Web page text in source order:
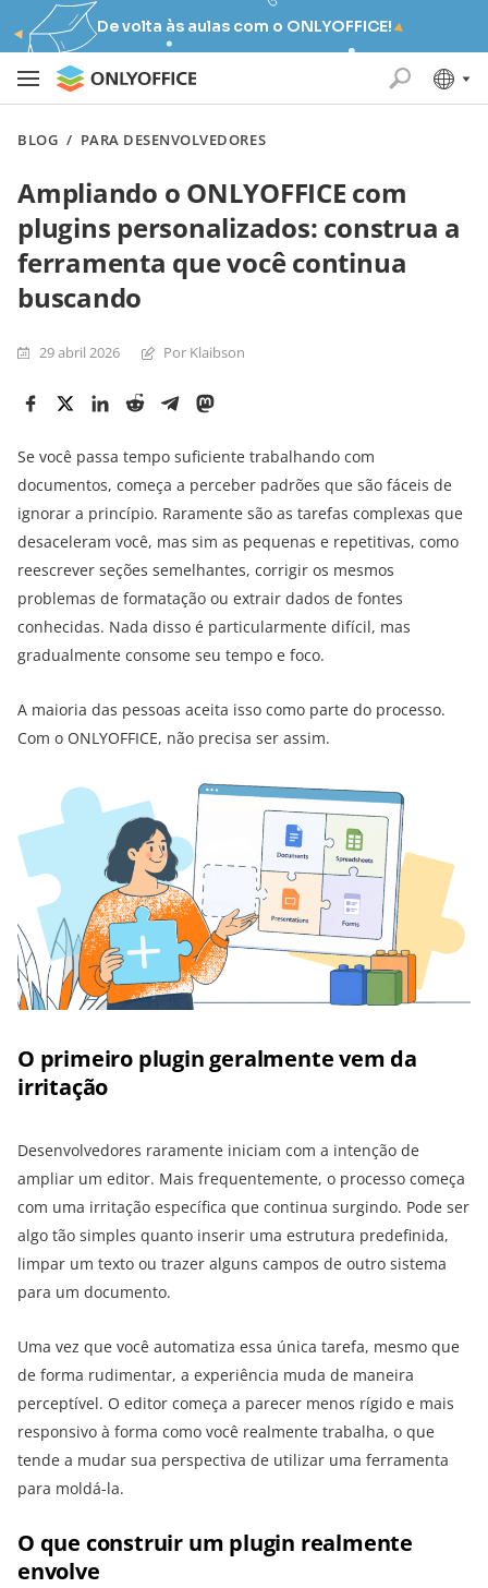
De volta às aulas com o ONLYOFFICE!
BLOG / PARA DESENVOLVEDORES
Ampliando o ONLYOFFICE com
plugins personalizados: construa a
ferramenta que você continua
buscando
29 abril 2026 Por Klaibson
Se você passa tempo suficiente trabalhando com
documentos, começa a perceber padrões que são fáceis de
ignorar a princípio. Raramente são as tarefas complexas que
desaceleram você, mas sim as pequenas e repetitivas, como
reescrever seções semelhantes, corrigir os mesmos
problemas de formatação ou extrair dados de fontes
conhecidas. Nada disso é particularmente difícil, mas
gradualmente consome seu tempo e foco.
A maioria das pessoas aceita isso como parte do processo.
Com o ONLYOFFICE, não precisa ser assim.
O primeiro plugin geralmente vem da
irritação
Desenvolvedores raramente iniciam com a intenção de
ampliar um editor. Mais frequentemente, o processo começa
com uma irritação específica que continua surgindo. Pode ser
algo tão simples quanto inserir uma estrutura predefinida,
limpar um texto ou trazer alguns campos de outro sistema
para um documento.
Uma vez que você automatiza essa única tarefa, mesmo que
de forma rudimentar, a experiência muda de maneira
perceptível. O editor começa a parecer menos rígido e mais
responsivo à forma como você realmente trabalha, o que
tende a mudar sua perspectiva de utilizar uma ferramenta
para moldá-la.
O que construir um plugin realmente
envolve